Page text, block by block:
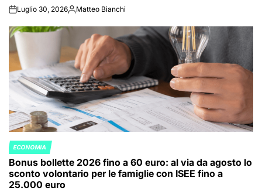
onLuglio 30, 2026Posted
Matteo Bianchi
POSTED
IN
ECONOMIA
Bonus bollette 2026 fino a 60 euro: al via da agosto lo
sconto volontario per le famiglie con ISEE fino a
25.000 euro